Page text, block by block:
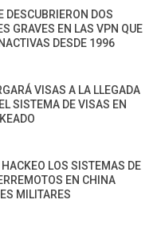
DESCUBRIERON DOS
GRAVES EN LAS VPN QUE
DESDE 1996
VISAS A LA LLEGADA
SISTEMA DE VISAS EN
LOS SISTEMAS DE
EN CHINA
MILITARES